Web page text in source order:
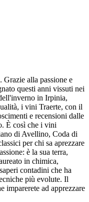
alla passione e
questi anni vissuti nei
in Irpinia,
i vini Traerte, con il
e recensioni dalle
È così che i vini
di Avellino, Coda di
per chi sa aprezzare
è la sua terra,
in chimica,
contadini che ha
più evolute. Il
imparerete ad apprezzare